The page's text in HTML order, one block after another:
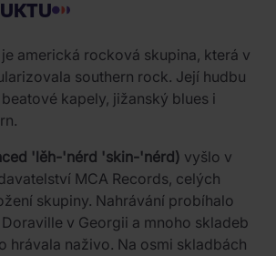
je americká rocková skupina, která v
southern rock. Její hudbu
kapely, jižanský blues i
'lĕh-'nérd 'skin-'nérd) vyšlo v
MCA Records, celých
skupiny. Nahrávání probíhalo
v Georgii a mnoho skladeb
hrávala naživo. Na osmi skladbách